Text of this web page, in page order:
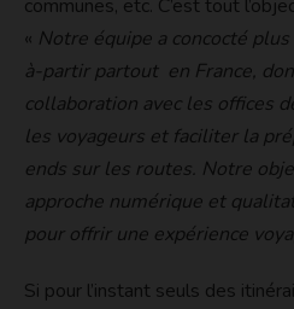
communes, etc. C’est tout
« Notre équipe a concocté
à-partir partout en France,
collaboration avec les offices
les voyageurs et faciliter la
ends sur les routes. Notre
approche numérique et
pour offrir une expérience
Si pour l’instant seuls des